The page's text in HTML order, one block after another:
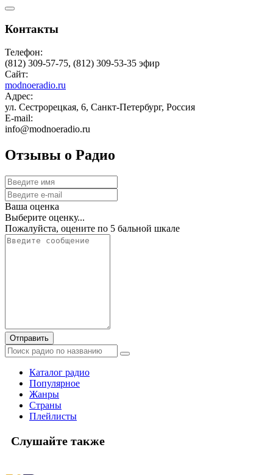
Контакты
Телефон:
(812) 309-57-75, (812) 309-53-35 эфир
Сайт:
modnoeradio.ru
Адрес:
ул. Сестрорецкая, 6, Санкт-Петербург, Россия
E-mail:
info@modnoeradio.ru
Отзывы о Радио
Ваша оценка
Выберите оценку...
Пожалуйста, оцените по 5 бальной шкале
Отправить
Каталог радио
Популярное
Жанры
Страны
Плейлисты
Слушайте также